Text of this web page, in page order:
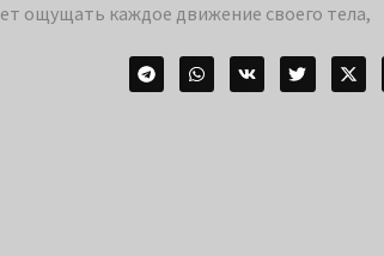
ощущать каждое движение своего тела,